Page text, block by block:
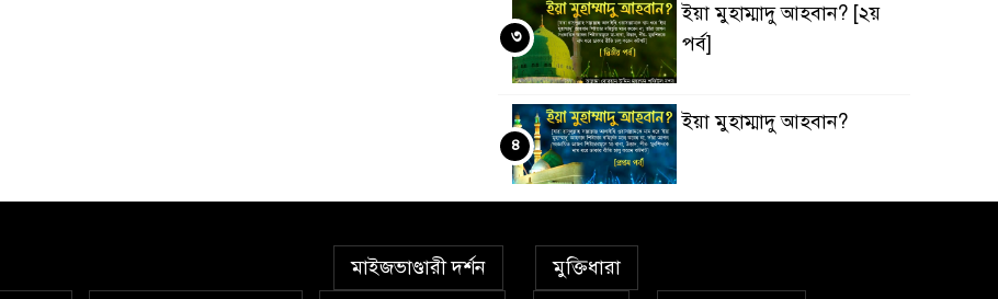
ইয়া মুহাম্মাদু আহবান? [২য়
পর্ব]
৩
ইয়া মুহাম্মাদু আহবান?
৪
মাইজভাণ্ডারী দর্শন
মুক্তিধারা